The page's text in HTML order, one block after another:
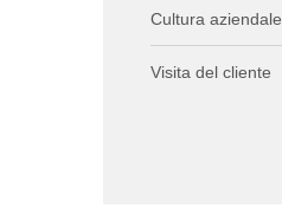
Cultura aziendale
Visita del cliente